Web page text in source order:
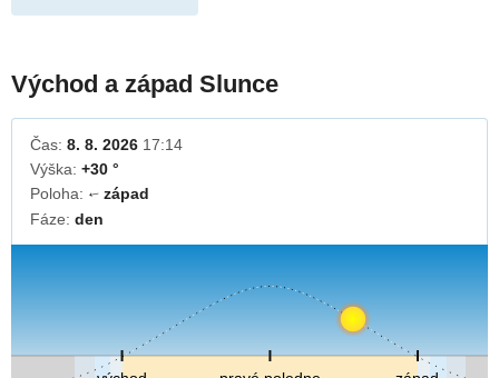
Východ a západ Slunce
Čas: 8. 8. 2026 17:14
Výška: +30 °
Poloha:
↓západ
Fáze: den